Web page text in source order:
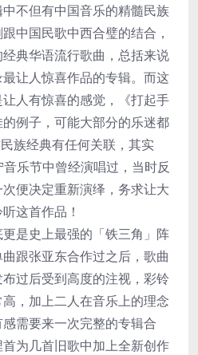
不但有中国音乐的精髓民族
中国民歌中西合璧的结合，
典华语流行歌曲，总括来说
让人惊喜作品的专辑。而这
人有惊喜的感觉，《打起手
例子，可能大部分的乐迷都
族经典有任何关联，其实
乐节中曾经演唱过，当时反
便决定重新演绎，务求让大
这首作品！
更是史上最强的「铁三角」阵
跟张亚东合作过之后，歌曲
过后受到高度的注视，彩铃
，加上二人在音乐上的理念
需要来一次完整的专辑合
为几首旧歌中加上全新创作